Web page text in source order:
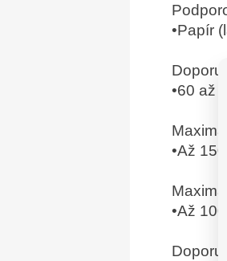
•Papír
•60 až
•Až 150
•Až 100